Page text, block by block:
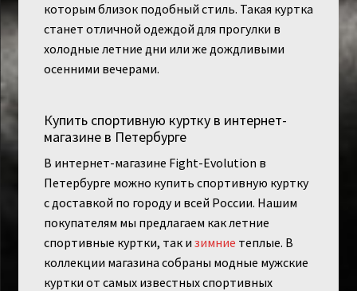
которым близок подобный стиль. Такая куртка
станет отличной одеждой для прогулки в
холодные летние дни или же дождливыми
осенними вечерами.
Купить спортивную куртку в интернет-
магазине в Петербурге
В интернет-магазине Fight-Evolution в
Петербурге можно купить спортивную куртку
с доставкой по городу и всей России. Нашим
покупателям мы предлагаем как летние
спортивные куртки, так и зимние теплые. В
коллекции магазина собраны модные мужские
куртки от самых известных спортивных